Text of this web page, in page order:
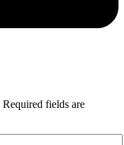
Required fields are